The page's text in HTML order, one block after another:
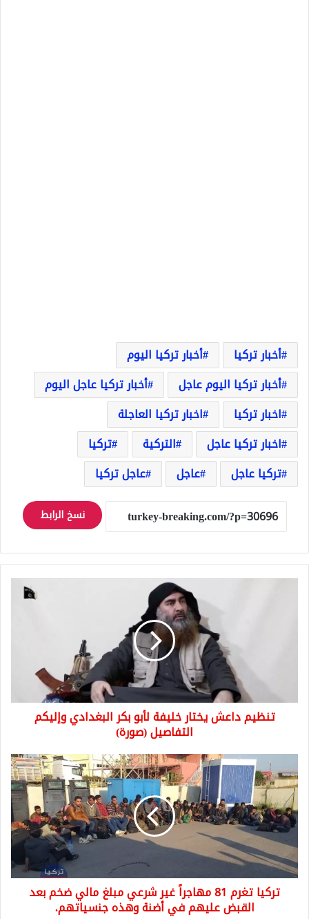
أخبار تركيا
أخبار تركيا اليوم
أخبار تركيا اليوم عاجل
أخبار تركيا عاجل اليوم
اخبار تركيا
اخبار تركيا العاجلة
اخبار تركيا عاجل
التركية
تركيا
تركيا عاجل
عاجل عاجل تركيا
نسخ الرابط
التفاصيل
(صورة)تنظيم داعش يختار خليفة لأبو بكر البغدادي وإليكم
التفاصيل (صورة)
تغرم
81
مهاجراً
غير
شرعي
مبلغ
مالي
ضخم
تركيا تغرم 81 مهاجراً غير شرعي مبلغ مالي ضخم بعد
القبض عليهم في أضنة وهذه جنسياتهم.